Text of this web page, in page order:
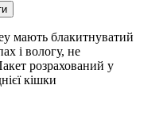
мають блакитнуватий
і вологу, не
розрахований у
кішки